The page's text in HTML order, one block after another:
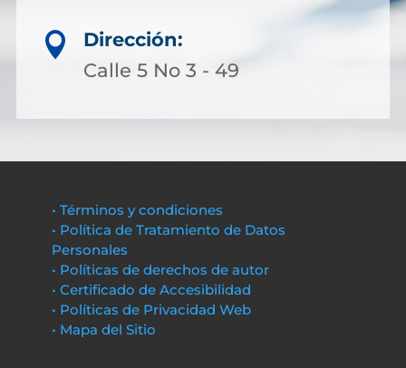

Dirección:
Calle 5 No 3 - 49
• Términos y condiciones
• Política de Tratamiento de Datos
Personales
• Políticas de derechos de autor
• Certificado de Accesibilidad
• Políticas de Privacidad Web
• Mapa del Sitio